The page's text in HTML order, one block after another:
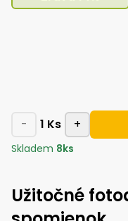
- 1 Ks +
Skladem 8ks
Užitočné